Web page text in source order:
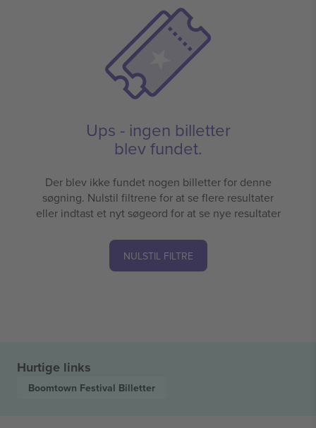
Ups - ingen billetter
blev fundet.
Der blev ikke fundet nogen billetter for denne
søgning. Nulstil filtrene for at se flere resultater
eller indtast et nyt søgeord for at se nye resultater
NULSTIL FILTRE
Hurtige links
Boomtown Festival Billetter